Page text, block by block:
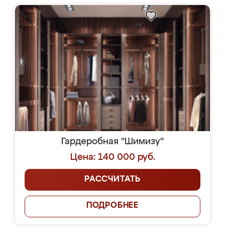
Гардеробная "Шимизу"
Цена: 140 000 руб.
РАССЧИТАТЬ
ПОДРОБНЕЕ